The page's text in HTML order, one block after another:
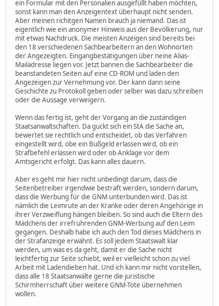
ein Formular mit den Personalien ausgefüllt haben möchten,
sonst kann man den Anzeigentext überhaupt nicht senden.
Aber meinen richitgen Namen brauch ja niemand. Das ist
eigentlich wie ein anonymer Hinweis aus der Bevölkerung, nur
mit etwas Nachdruck. Die meisten Anzeigen sind bereits bei
den 18 verschiedenen Sachbearbeitern an den Wohnorten
der Angezeigten. Eingangbestätigungen über neine Alias-
Mailadresse liegen vor. Jetzt bannen die Sachbearbeiter die
beanstandeten Seiten auf eine CD-ROM und laden den
Angezeigen zur Vernehmung vor. Der kann dann seine
Geschichte zu Protokoll geben oder selber was dazu schreiben
oder die Aussage verweigern.
Wenn das fertig ist, geht der Vorgang an die zuständigen
Staatsanwaltschaften. Da guckt sich ein StA die Sache an,
bewertet sie rechtlich und entscheidet, ob das Verfahren
eingestellt wird, obe ein Bußgeld erlassen wird, ob ein
Strafbefehl erlassen wird oder ob Anklage vor dem
Amtsgericht erfolgt. Das kann alles dauern.
Aber es geht mir hier nicht unbedingt darum, dass die
Seitenbetreiber irgendwie bestraft werden, sondern darum,
dass die Werbung für die GNM unterbunden wird. Das ist
nämlich die Leimrute an der Kranke oder deren Angehörige in
ihrer Verzweiflung hängen bleiben. So sind auch die Eltern des
Mädchens der irrefrührenden GNM-Werbung auf den Leim
gegangen. Deshalb habe ich auch den Tod dieses Mädchens in
der Strafanzeige erwähnt. Es soll jedem Staatswalt klar
werden, um was es da geht, damit er die Sache nicht
leichtfertig zur Seite schiebt, weil er vielleicht schon zu viel
Arbeit mit Ladendieben hat. Und ich kann mir nicht vorstellen,
dass alle 18 Staatsanwälte gerne die juristische
Schirmherrschaft über weitere GNM-Tote übernehmen
wollen.